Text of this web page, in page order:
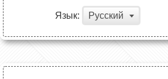
Язык: Русский